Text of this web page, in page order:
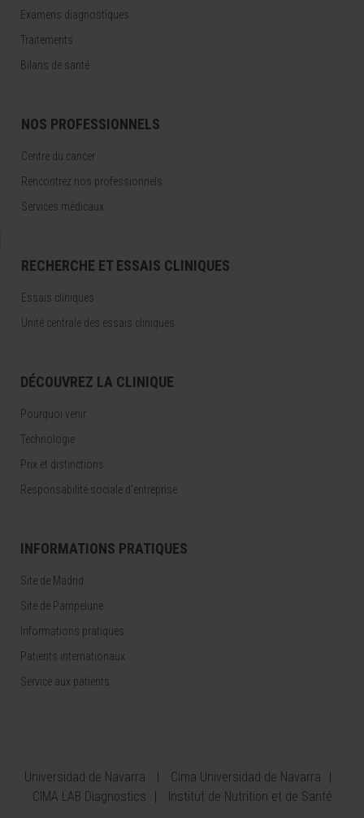
Examens diagnostiques
Traitements
Bilans de santé
NOS PROFESSIONNELS
Centre du cancer
Rencontrez nos professionnels
Services médicaux
RECHERCHE ET ESSAIS CLINIQUES
Essais cliniques
Unité centrale des essais cliniques
DÉCOUVREZ LA CLINIQUE
Pourquoi venir
Technologie
Prix et distinctions
Responsabilité sociale d'entreprise
INFORMATIONS PRATIQUES
Site de Madrid
Site de Pampelune
Informations pratiques
Patients internationaux
Service aux patients
Universidad de Navarra
Cima Universidad de Navarra
CIMA LAB Diagnostics
Institut de Nutrition et de Santé